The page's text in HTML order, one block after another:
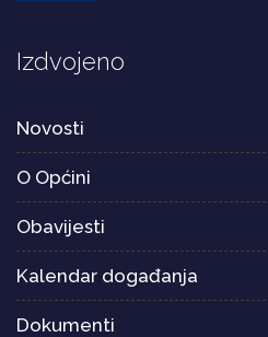
Izdvojeno
Novosti
O Općini
Obavijesti
Kalendar događanja
Dokumenti